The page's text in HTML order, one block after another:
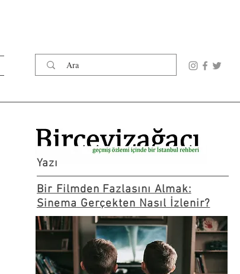
Yazı
Bir Filmden Fazlasını Almak:
Sinema Gerçekten Nasıl İzlenir?